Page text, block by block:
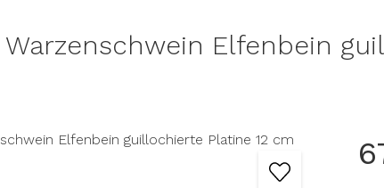
Warzenschwein Elfenbein